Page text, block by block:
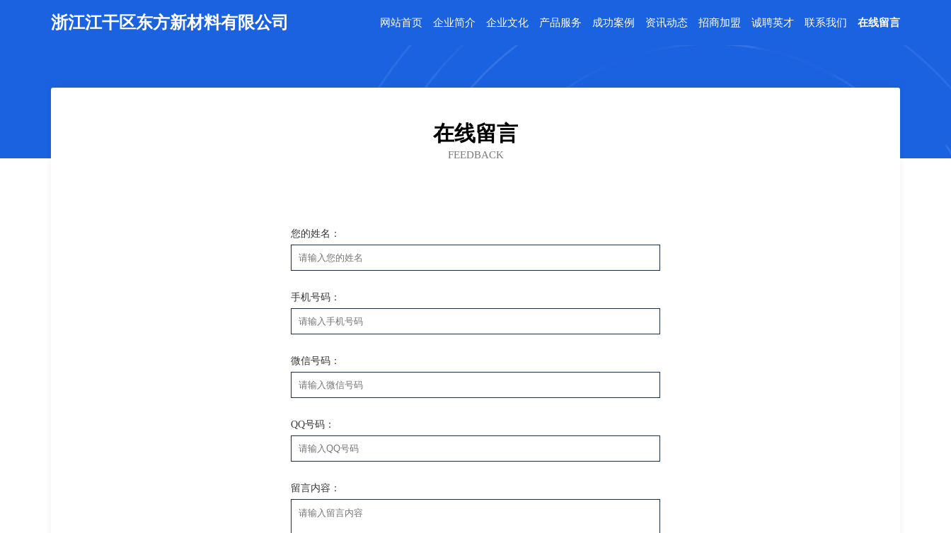
浙江江干区东方新材料有限公司 网站首页 企业简介 企业文化 产品服务 成功案例 资讯动态 招商加盟 诚聘英才 联系我们 在线留言
在线留言
FEEDBACK
您的姓名：
手机号码：
微信号码：
QQ号码：
留言内容：